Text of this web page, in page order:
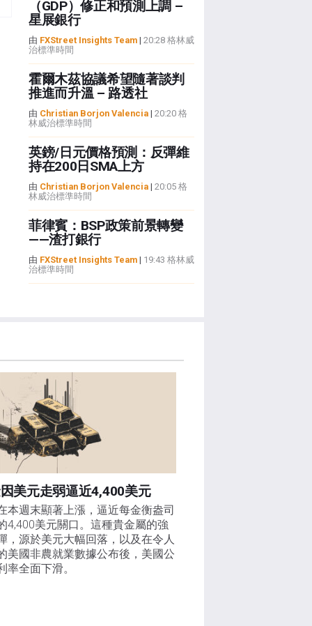
（GDP）修正和預測上調 –
星展銀行
由 FXStreet Insights Team| 20:28 格林威
治標準時間
霍爾木茲協議希望隨著談判
推進而升溫 – 路透社
由 Christian Borjon Valencia| 20:20 格
林威治標準時間
英鎊/日元價格預測：反彈維
持在200日SMA上方
由 Christian Borjon Valencia| 20:05 格
林威治標準時間
菲律賓：BSP政策前景轉變
——渣打銀行
由 FXStreet Insights Team| 19:43 格林威
治標準時間
美元走弱逼近4,400美元
本週末顯著上漲，逼近每金衡盎司
4,400美元關口。這種貴金屬的強
，源於美元大幅回落，以及在令人
美國非農就業數據公布後，美國公
率全面下滑。